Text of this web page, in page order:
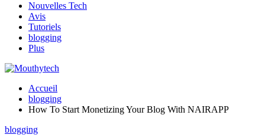
Nouvelles Tech
Avis
Tutoriels
blogging
Plus
Accueil
blogging
How To Start Monetizing Your Blog With NAIRAPP
blogging